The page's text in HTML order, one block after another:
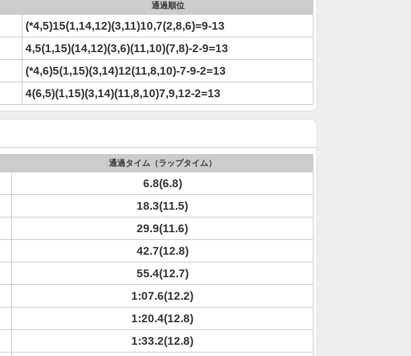
通過順位
(*4,5)15(1,14,12)(3,11)10,7(2,8,6)=9-13
4,5(1,15)(14,12)(3,6)(11,10)(7,8)-2-9=13
(*4,6)5(1,15)(3,14)12(11,8,10)-7-9-2=13
4(6,5)(1,15)(3,14)(11,8,10)7,9,12-2=13
通過タイム（ラップタイム）
6.8(6.8)
18.3(11.5)
29.9(11.6)
42.7(12.8)
55.4(12.7)
1:07.6(12.2)
1:20.4(12.8)
1:33.2(12.8)